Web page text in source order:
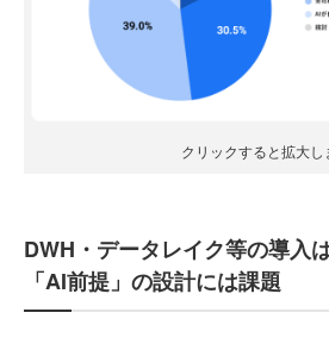
クリックすると拡大し
DWH・データレイク等の導入
「AI前提」の設計には課題